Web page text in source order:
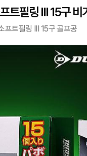
트필링 III 15구 비
프트필링 III 15구 골프공